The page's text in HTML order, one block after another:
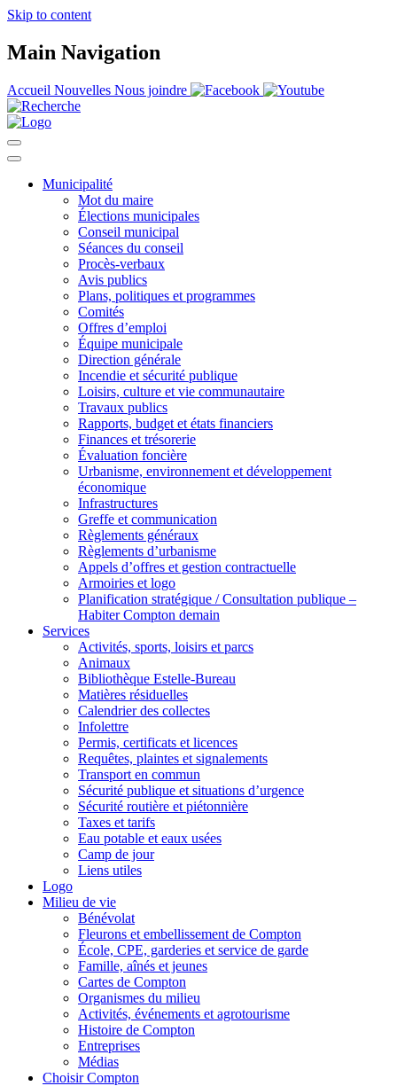
Skip to content
Main Navigation
Accueil Nouvelles Nous joindre
Municipalité
Mot du maire
Élections municipales
Conseil municipal
Séances du conseil
Procès-verbaux
Avis publics
Plans, politiques et programmes
Comités
Offres d’emploi
Équipe municipale
Direction générale
Incendie et sécurité publique
Loisirs, culture et vie communautaire
Travaux publics
Rapports, budget et états financiers
Finances et trésorerie
Évaluation foncière
Urbanisme, environnement et développement
économique
Infrastructures
Greffe et communication
Règlements généraux
Règlements d’urbanisme
Appels d’offres et gestion contractuelle
Armoiries et logo
Planification stratégique / Consultation publique –
Habiter Compton demain
Services
Activités, sports, loisirs et parcs
Animaux
Bibliothèque Estelle-Bureau
Matières résiduelles
Calendrier des collectes
Infolettre
Permis, certificats et licences
Requêtes, plaintes et signalements
Transport en commun
Sécurité publique et situations d’urgence
Sécurité routière et piétonnière
Taxes et tarifs
Eau potable et eaux usées
Camp de jour
Liens utiles
Logo
Milieu de vie
Bénévolat
Fleurons et embellissement de Compton
École, CPE, garderies et service de garde
Famille, aînés et jeunes
Cartes de Compton
Organismes du milieu
Activités, événements et agrotourisme
Histoire de Compton
Entreprises
Médias
Choisir Compton